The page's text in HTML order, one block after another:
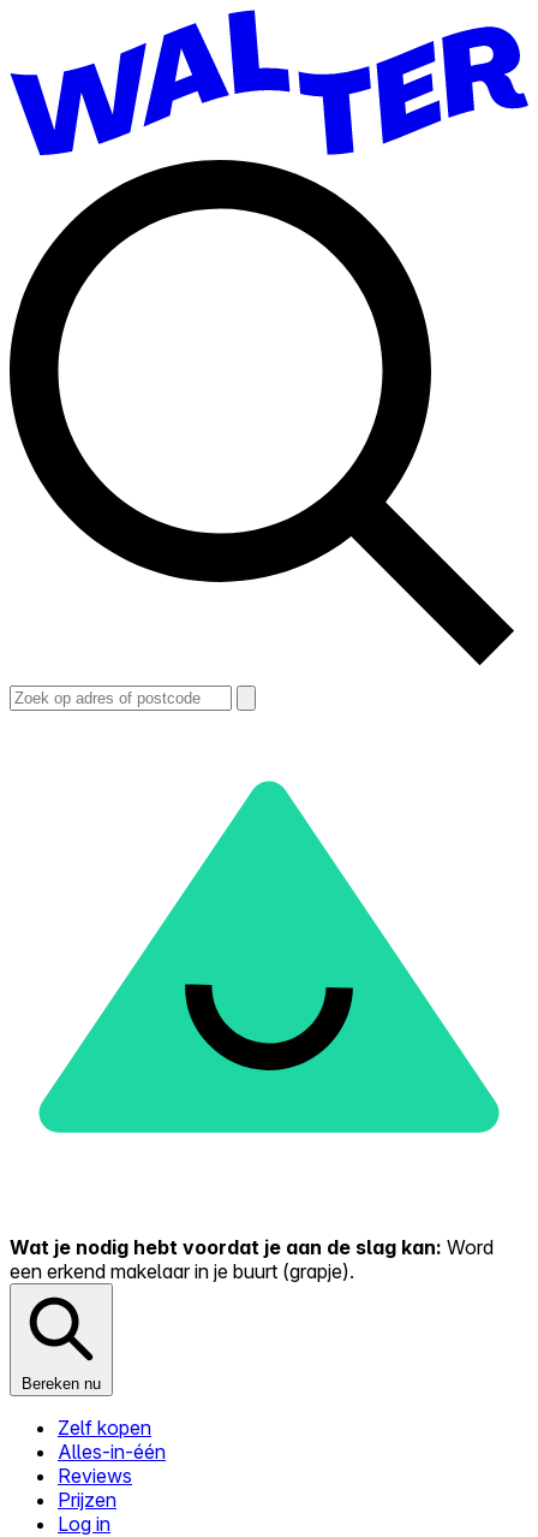
Wat je nodig hebt voordat je aan de slag kan: Word
een erkend makelaar in je buurt (grapje).
Bereken nu
Zelf kopen
Alles-in-één
Reviews
Prijzen
Log in